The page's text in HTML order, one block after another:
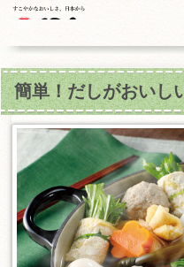
簡単！だしがおいし